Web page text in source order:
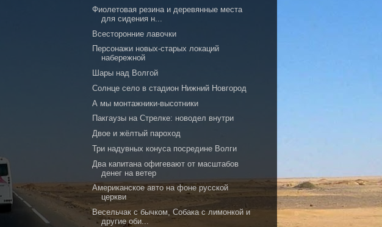
Фиолетовая резина и деревянные места
для сидения н...
Всесторонние лавочки
Персонажи новых-старых локаций
набережной
Шары над Волгой
Солнце село в стадион Нижний Новгород
А мы монтажники-высотники
Пакгаузы на Стрелке: новодел внутри
Двое и жёлтый пароход
Три надувных конуса посредине Волги
Два капитана офигевают от масштабов
денег на ветер
Американское авто на фоне русской
церкви
Весельчак с бычком, Собака с лимонкой и
другие оби...